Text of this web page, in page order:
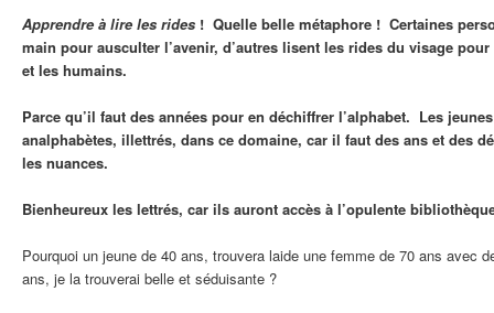
Apprendre à lire les rides ! Quelle belle métaphore ! Certaines
main pour ausculter l’avenir, d’autres lisent les rides du visage
et les humains.
Parce qu’il faut des années pour en déchiffrer l’alphabet. Les
analphabètes, illettrés, dans ce domaine, car il faut des ans et des
les nuances.
Bienheureux les lettrés, car ils auront accès à l’opulente
Pourquoi un jeune de 40 ans, trouvera laide une femme de 70 ans avec
ans, je la trouverai belle et séduisante ?